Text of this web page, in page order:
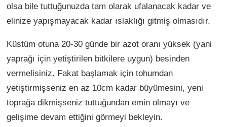
olsa bile tuttuğunuzda tam olarak ufalanacak kadar ve
elinize yapışmayacak kadar ıslaklığı gitmiş olmasıdır.
Küstüm otuna 20-30 günde bir azot oranı yüksek (yani
yaprağı için yetiştirilen bitkilere uygun) besinden
vermelisiniz. Fakat başlamak için tohumdan
yetiştirmişseniz en az 10cm kadar büyümesini, yeni
toprağa dikmişseniz tuttuğundan emin olmayı ve
gelişime devam ettiğini görmeyi bekleyin.